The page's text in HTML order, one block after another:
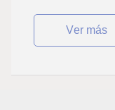
ver más